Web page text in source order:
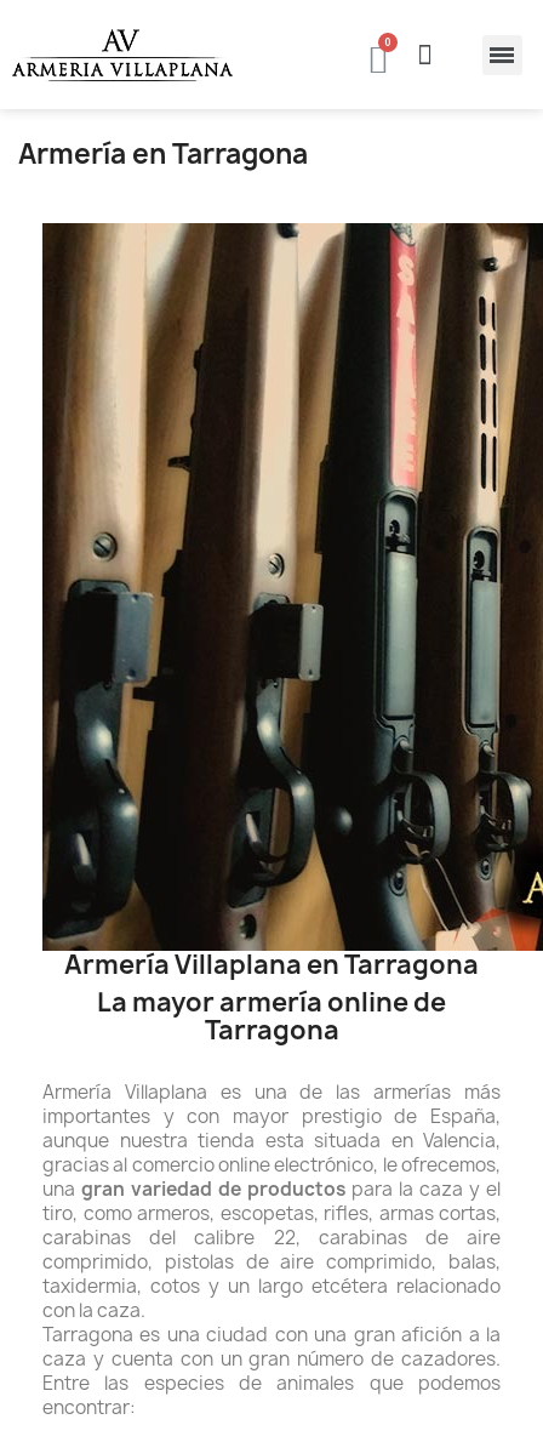
Armería en Tarragona
Armería Villaplana en Tarragona
La mayor armería online de
Tarragona
Armería Villaplana es una de las armerías más
importantes y con mayor prestigio de España,
aunque nuestra tienda esta situada en Valencia,
gracias al comercio online electrónico, le ofrecemos,
una gran variedad de productos para la caza y el
tiro, como armeros, escopetas, rifles, armas cortas,
carabinas del calibre 22, carabinas de aire
comprimido, pistolas de aire comprimido, balas,
taxidermia, cotos y un largo etcétera relacionado
con la caza.
Tarragona es una ciudad con una gran afición a la
caza y cuenta con un gran número de cazadores.
Entre las especies de animales que podemos
encontrar: